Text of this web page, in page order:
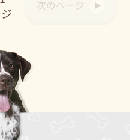
次のページ